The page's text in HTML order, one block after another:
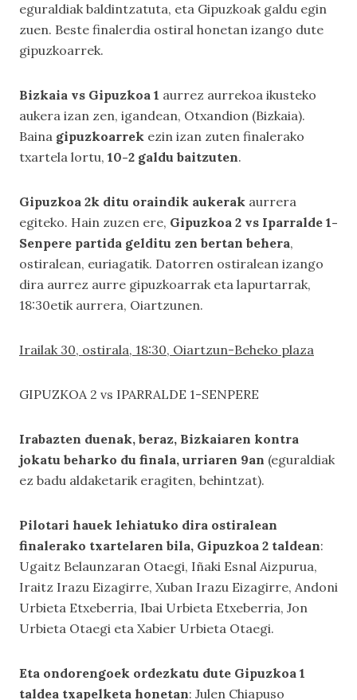
eguraldiak baldintzatuta, eta Gipuzkoak galdu egin
zuen. Beste finalerdia ostiral honetan izango dute
gipuzkoarrek.
Bizkaia vs Gipuzkoa 1 aurrez aurrekoa ikusteko
aukera izan zen, igandean, Otxandion (Bizkaia).
Baina gipuzkoarrek ezin izan zuten finalerako
txartela lortu, 10-2 galdu baitzuten.
Gipuzkoa 2k ditu oraindik aukerak aurrera
egiteko. Hain zuzen ere, Gipuzkoa 2 vs Iparralde 1-
Senpere partida gelditu zen bertan behera,
ostiralean, euriagatik. Datorren ostiralean izango
dira aurrez aurre gipuzkoarrak eta lapurtarrak,
18:30etik aurrera, Oiartzunen.
Irailak 30, ostirala, 18:30, Oiartzun-Beheko plaza
GIPUZKOA 2 vs IPARRALDE 1-SENPERE
Irabazten duenak, beraz, Bizkaiaren kontra
jokatu beharko du finala, urriaren 9an (eguraldiak
ez badu aldaketarik eragiten, behintzat).
Pilotari hauek lehiatuko dira ostiralean
finalerako txartelaren bila, Gipuzkoa 2 taldean:
Ugaitz Belaunzaran Otaegi, Iñaki Esnal Aizpurua,
Iraitz Irazu Eizagirre, Xuban Irazu Eizagirre, Andoni
Urbieta Etxeberria, Ibai Urbieta Etxeberria, Jon
Urbieta Otaegi eta Xabier Urbieta Otaegi.
Eta ondorengoek ordezkatu dute Gipuzkoa 1
taldea txapelketa honetan: Julen Chiapuso